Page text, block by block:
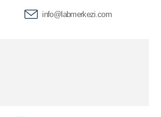
info@labmerkezi.com